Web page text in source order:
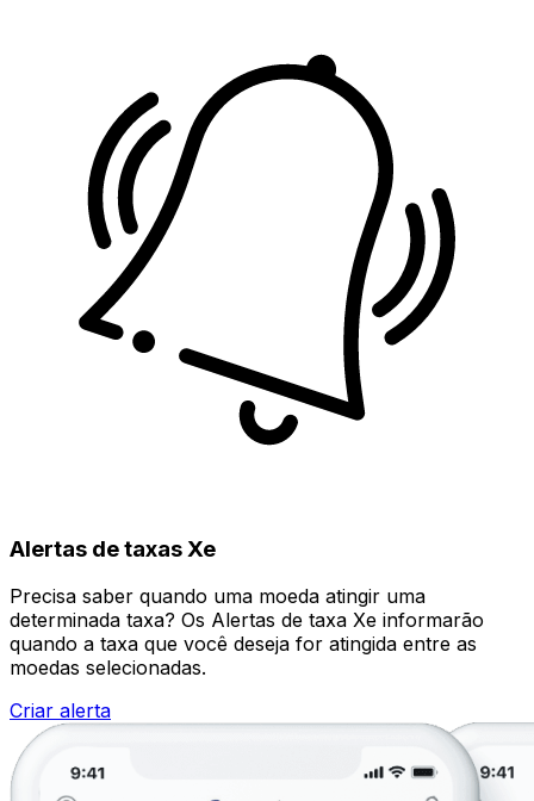
Alertas de taxas Xe
Precisa saber quando uma moeda atingir uma
determinada taxa? Os Alertas de taxa Xe informarão
quando a taxa que você deseja for atingida entre as
moedas selecionadas.
Criar alerta